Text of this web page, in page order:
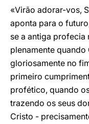
«Virão adorar-vos,
aponta para o
se a antiga profecia
plenamente
gloriosamente no
primeiro
profético, quando
trazendo os seus
Cristo -